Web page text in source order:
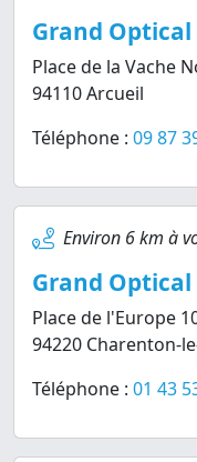
Grand
Place de la Vache
94110 Arcueil
Téléphone : 09 87
Environ 6 km à
Grand
Place de l'Europe
94220 Charenton-
Téléphone : 01 43